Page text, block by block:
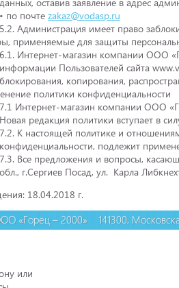
• по почте zakaz@vodasp.ru
5.2. Администрация имеет право
применяемые для защиты
6.1. Интернет-магазин компании ООО
информации Пользователей сайта
блокирования, копирования,
политики конфиденциальности
7.1 Интернет-магазин компании ООО
Новая редакция политики вступает в
7.2. К настоящей политике и
конфиденциальности, подлежит
7.3. Все предложения и вопросы,
обл., г.Сергиев Посад, ул. Карла
18.04.2018 г.
«Горец – 2000» 141300,
или